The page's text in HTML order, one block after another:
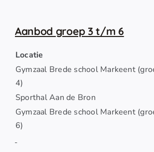
Aanbod groep 3 t/m 6
Locatie
Gymzaal Brede school Markeent
4)
Sporthal Aan de Bron
Gymzaal Brede school Markeent
6)